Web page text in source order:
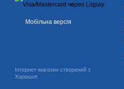
Наша команда досвідчених
обладнанням. Ми прагнемо
Турбіна Перкінс – це не просто
комерційного транспорту та
Мобільна версія
Інтернет-магазин створений з
Хорошоп